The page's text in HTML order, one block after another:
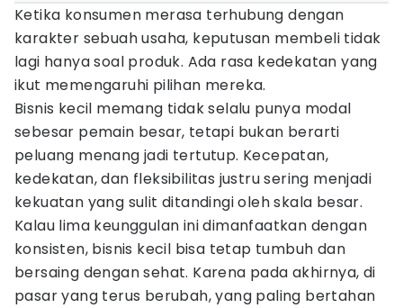
Ketika konsumen merasa terhubung dengan
karakter sebuah usaha, keputusan membeli tidak
lagi hanya soal produk. Ada rasa kedekatan yang
ikut memengaruhi pilihan mereka.
Bisnis kecil memang tidak selalu punya modal
sebesar pemain besar, tetapi bukan berarti
peluang menang jadi tertutup. Kecepatan,
kedekatan, dan fleksibilitas justru sering menjadi
kekuatan yang sulit ditandingi oleh skala besar.
Kalau lima keunggulan ini dimanfaatkan dengan
konsisten, bisnis kecil bisa tetap tumbuh dan
bersaing dengan sehat. Karena pada akhirnya, di
pasar yang terus berubah, yang paling bertahan